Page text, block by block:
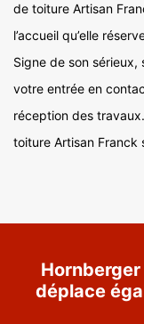
de toiture Artisan
l’accueil qu’elle
Signe de son sérieux,
votre entrée en
réception des
toiture Artisan Franck
déplace